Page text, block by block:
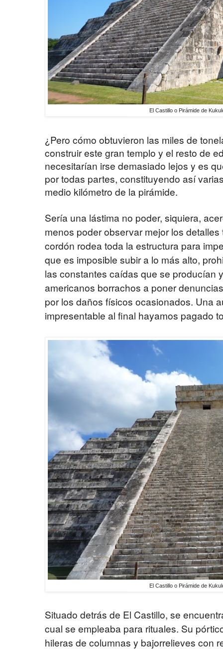
El Castillo o Pirámide de
¿Pero cómo obtuvieron las miles de
construir este gran templo y el resto de
necesitarían irse demasiado lejos y es
por todas partes, constituyendo así
medio kilómetro de la pirámide.
Sería una lástima no poder, siquiera,
menos poder observar mejor los
cordón rodea toda la estructura para
que es imposible subir a lo más alto,
las constantes caídas que se producían
americanos borrachos a poner
por los daños físicos ocasionados. Una
impresentable al final hayamos pagado
El Castillo o Pirámide de
Situado detrás de El Castillo, se
cual se empleaba para rituales. Su
hileras de columnas y bajorrelieves con